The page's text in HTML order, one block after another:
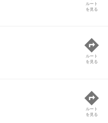
ルート
を見る
ルート
を見る
ルート
を見る